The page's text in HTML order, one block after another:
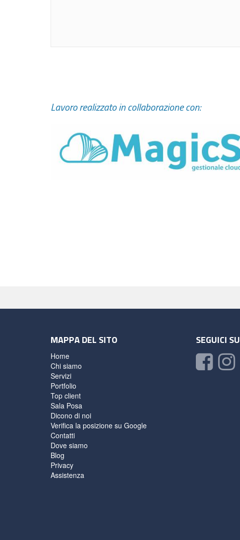
Lavoro realizzato in collaborazione con:
MAPPA DEL SITO
Home
Chi siamo
Servizi
Portfolio
Top client
Sala Posa
Dicono di noi
Verifica la posizione su Google
Contatti
Dove siamo
Blog
Privacy
Assistenza
SEGUICI SU